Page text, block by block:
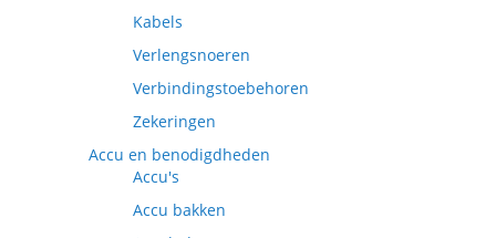
Kabels
Verlengsnoeren
Verbindingstoebehoren
Zekeringen
Accu en benodigdheden
Accu's
Accu bakken